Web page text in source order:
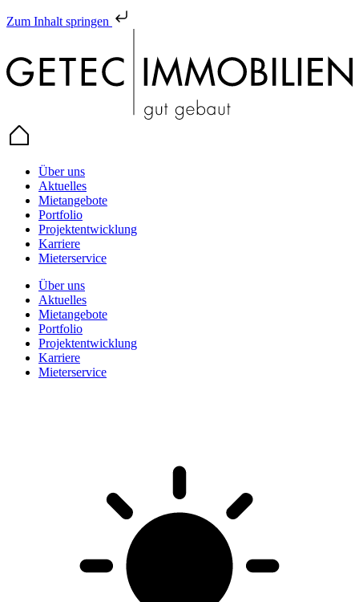
Zum Inhalt springen
Über uns
Aktuelles
Mietangebote
Portfolio
Projektentwicklung
Karriere
Mieterservice
Über uns
Aktuelles
Mietangebote
Portfolio
Projektentwicklung
Karriere
Mieterservice